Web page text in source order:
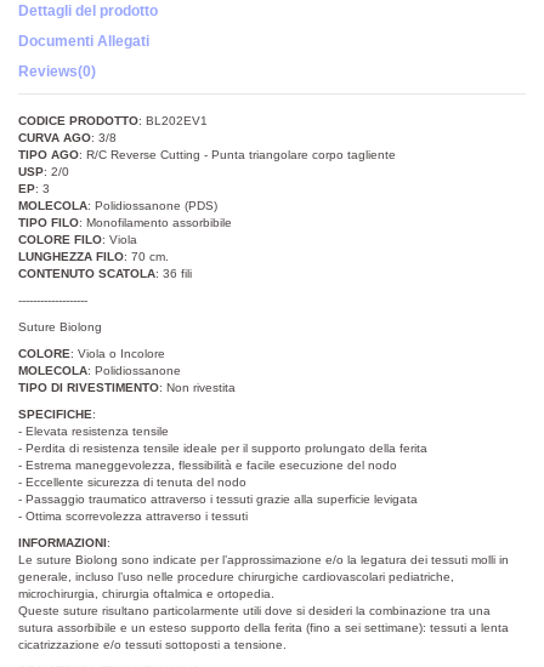
Dettagli del prodotto
Documenti Allegati
Reviews(0)
CODICE PRODOTTO: BL202EV1
CURVA AGO: 3/8
TIPO AGO: R/C Reverse Cutting - Punta triangolare corpo tagliente
USP: 2/0
EP: 3
MOLECOLA: Polidiossanone (PDS)
TIPO FILO: Monofilamento assorbibile
COLORE FILO: Viola
LUNGHEZZA FILO: 70 cm.
CONTENUTO SCATOLA: 36 fili
-------------------
Suture Biolong
COLORE: Viola o Incolore
MOLECOLA: Polidiossanone
TIPO DI RIVESTIMENTO: Non rivestita
SPECIFICHE:
- Elevata resistenza tensile
- Perdita di resistenza tensile ideale per il supporto prolungato della ferita
- Estrema maneggevolezza, flessibilità e facile esecuzione del nodo
- Eccellente sicurezza di tenuta del nodo
- Passaggio traumatico attraverso i tessuti grazie alla superficie levigata
- Ottima scorrevolezza attraverso i tessuti
INFORMAZIONI:
Le suture Biolong sono indicate per l’approssimazione e/o la legatura dei tessuti molli in
generale, incluso l’uso nelle procedure chirurgiche cardiovascolari pediatriche,
microchirurgia, chirurgia oftalmica e ortopedia.
Queste suture risultano particolarmente utili dove si desideri la combinazione tra una
sutura assorbibile e un esteso supporto della ferita (fino a sei settimane): tessuti a lenta
cicatrizzazione e/o tessuti sottoposti a tensione.